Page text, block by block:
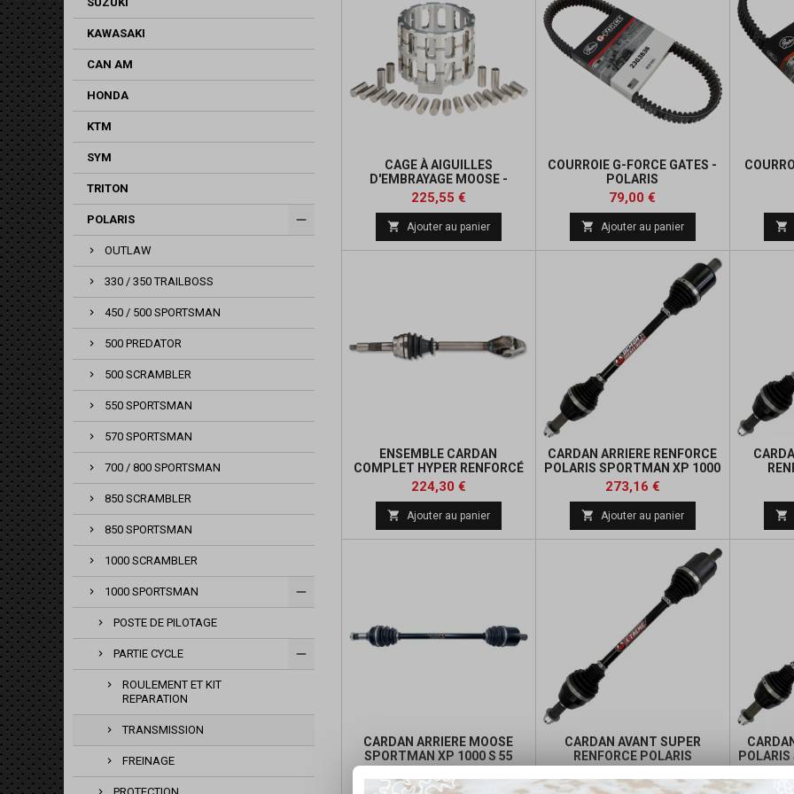
KAWASAKI
CAN AM
HONDA
KTM
SYM
TRITON
POLARIS
OUTLAW
330 / 350 TRAILBOSS
450 / 500 SPORTSMAN
500 PREDATOR
500 SCRAMBLER
550 SPORTSMAN
570 SPORTSMAN
700 / 800 SPORTSMAN
850 SCRAMBLER
850 SPORTSMAN
1000 SCRAMBLER
1000 SPORTSMAN
POSTE DE PILOTAGE
PARTIE CYCLE
ROULEMENT ET KIT
REPARATION
TRANSMISSION
FREINAGE
CAGE À AIGUILLES
D'EMBRAYAGE MOOSE -
POLARIS
Prix
225,55 €Prix
de
base
 Ajouter au panier
COURROIE G-FORCE GATES -
POLARIS
Prix
79,00 €
base
 Ajouter au panier 
ENSEMBLE CARDAN
COMPLET HYPER RENFORCÉ
MOOSE POLARIS
Prix
224,30 €Prix
de
base
 Ajouter au panier
CARDAN ARRIERE RENFORCE
POLARIS SPORTMAN XP 1000
S 55 POUCES
Prix
273,16 €
 Ajouter au panier 
CARDAN ARRIERE MOOSE
SPORTMAN XP 1000 S 55
POUCES
CARDAN AVANT SUPER
RENFORCE POLARIS
SPORTMAN XP 1000 S 55
POUCES